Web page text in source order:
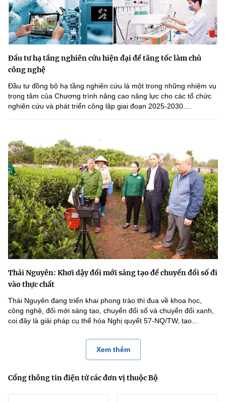
Đầu tư hạ tầng nghiên cứu hiện đại để tăng tốc làm chủ
công nghệ
Đầu tư đồng bộ hạ tầng nghiên cứu là một trong những nhiệm vụ
trọng tâm của Chương trình nâng cao năng lực cho các tổ chức
nghiên cứu và phát triển công lập giai đoạn 2025-2030....
Thái Nguyên: Khơi dậy đổi mới sáng tạo để chuyển đổi số đi
vào thực chất
Thái Nguyên đang triển khai phong trào thi đua về khoa học,
công nghệ, đổi mới sáng tạo, chuyển đổi số và chuyển đổi xanh,
coi đây là giải pháp cụ thể hóa Nghị quyết 57-NQ/TW, tạo...
Xem thêm
Cổng thông tin điện tử các đơn vị thuộc Bộ